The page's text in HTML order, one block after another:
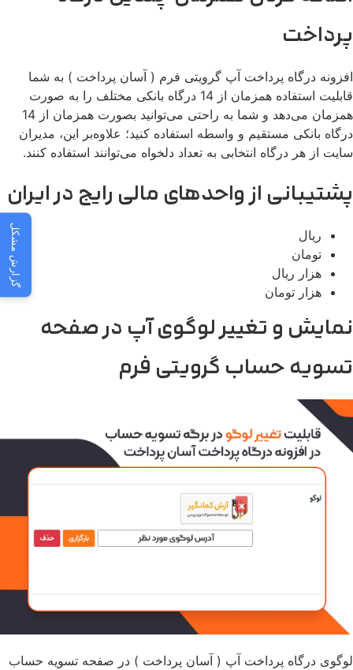
پرداخت
افزونه درگاه پرداخت آپ گرویتی فرم ( آسان پرداخت ) به شما
قابلیت استفاده همزمان از 14 درگاه بانکی مختلف را به صورت
همزمان می‌دهد و شما به راحتی می‌توانید بصورت همزمان از 14
درگاه بانکی مستقیم و واسطه استفاده کنید؛ علاوه‌بر این، مدیران
سایت از هر درگاه انتخابی به تعداد دلخواه می‌توانند استفاده کنند.
پشتیبانی از واحدهای مالی رایج در ایران
ریال
تومان
هزار ریال
هزار تومان
نمایش و تغییر لوگوی آپ در صفحه
تسویه حساب گرویتی فرم
لوگوی درگاه پرداخت آپ ( آسان پرداخت ) در صفحه تسویه حساب
گزارش مشکل